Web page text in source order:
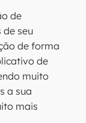
de
seu
de forma
de
muito
a sua
mais